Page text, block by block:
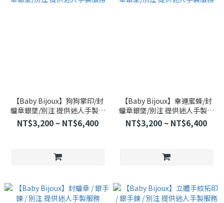
【Baby Bijoux】狗狗掌印/封
蠟章銀墜/別注 提供迷人手製服
NT$3,200 ~ NT$6,400
【Baby Bijoux】幸運蜜蜂/封
蠟章銀墜/別注 提供迷人手製服
NT$3,200 ~ NT$6,400